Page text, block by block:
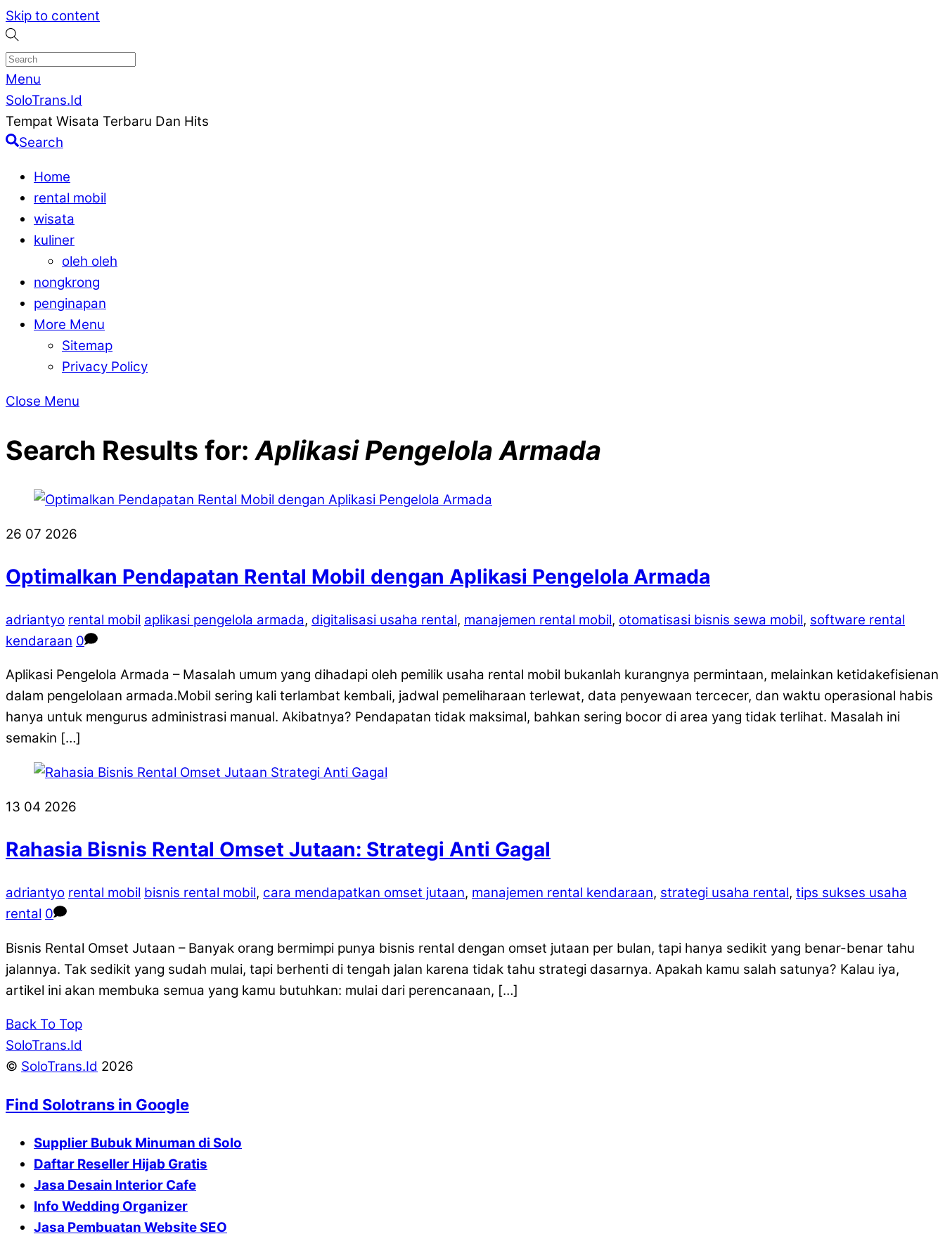
Skip to content
Menu
SoloTrans.Id
Tempat Wisata Terbaru Dan Hits
Search
Home
rental mobil
wisata
kuliner
oleh oleh
nongkrong
penginapan
More Menu
Sitemap
Privacy Policy
Close Menu
Search Results for:Aplikasi Pengelola Armada
26 07 2026
Optimalkan Pendapatan Rental Mobil dengan Aplikasi Pengelola Armada
adriantyo rental mobil aplikasi pengelola armada, digitalisasi usaha rental, manajemen rental mobil, otomatisasi bisnis sewa mobil, software rental
kendaraan 0
Aplikasi Pengelola Armada – Masalah umum yang dihadapi oleh pemilik usaha rental mobil bukanlah kurangnya permintaan, melainkan ketidakefisienan
dalam pengelolaan armada.Mobil sering kali terlambat kembali, jadwal pemeliharaan terlewat, data penyewaan tercecer, dan waktu operasional habis
hanya untuk mengurus administrasi manual. Akibatnya? Pendapatan tidak maksimal, bahkan sering bocor di area yang tidak terlihat. Masalah ini
semakin […]
13 04 2026
Rahasia Bisnis Rental Omset Jutaan: Strategi Anti Gagal
adriantyo rental mobil bisnis rental mobil, cara mendapatkan omset jutaan, manajemen rental kendaraan, strategi usaha rental, tips sukses usaha
rental 0
Bisnis Rental Omset Jutaan – Banyak orang bermimpi punya bisnis rental dengan omset jutaan per bulan, tapi hanya sedikit yang benar-benar tahu
jalannya. Tak sedikit yang sudah mulai, tapi berhenti di tengah jalan karena tidak tahu strategi dasarnya. Apakah kamu salah satunya? Kalau iya,
artikel ini akan membuka semua yang kamu butuhkan: mulai dari perencanaan, […]
Back To Top
SoloTrans.Id
© SoloTrans.Id 2026
Find Solotrans in Google
Supplier Bubuk Minuman di Solo
Daftar Reseller Hijab Gratis
Jasa Desain Interior Cafe
Info Wedding Organizer
Jasa Pembuatan Website SEO